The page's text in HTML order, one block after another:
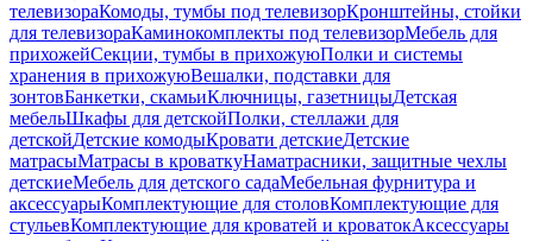
телевизораКомоды, тумбы под телевизорКронштейны, стойки
для телевизораКаминокомплекты под телевизорМебель для
прихожейСекции, тумбы в прихожуюПолки и системы
хранения в прихожуюВешалки, подставки для
зонтовБанкетки, скамьиКлючницы, газетницыДетская
мебельШкафы для детскойПолки, стеллажи для
детскойДетские комодыКровати детскиеДетские
матрасыМатрасы в кроваткуНаматрасники, защитные чехлы
детскиеМебель для детского садаМебельная фурнитура и
аксессуарыКомплектующие для столовКомплектующие для
стульевКомплектующие для кроватей и кроватокАксессуары